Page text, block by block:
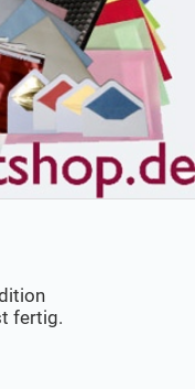
fertig.